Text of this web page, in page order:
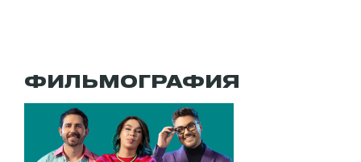
ФИЛЬМОГРАФИЯ